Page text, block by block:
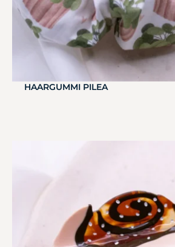
HAARGUMMI PILEA